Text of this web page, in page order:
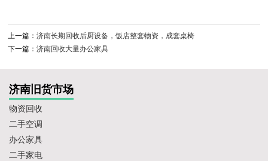
上一篇：济南长期回收后厨设备，饭店整套物资，成套桌椅
下一篇：济南回收大量办公家具
济南旧货市场
物资回收
二手空调
办公家具
二手家电